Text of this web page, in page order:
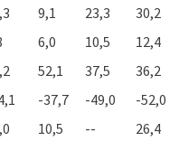
9,1 23,3 30,2
6,0 10,5 12,4
52,1 37,5 36,2
-37,7 -49,0 -52,0
10,5 -- 26,4